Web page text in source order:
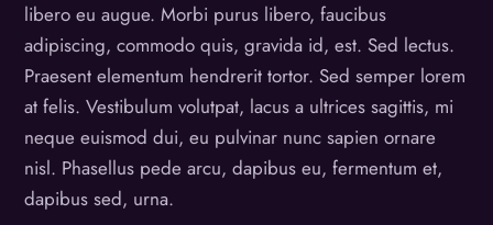
libero eu augue. Morbi purus libero, faucibus
adipiscing, commodo quis, gravida id, est. Sed lectus.
Praesent elementum hendrerit tortor. Sed semper lorem
at felis. Vestibulum volutpat, lacus a ultrices sagittis, mi
neque euismod dui, eu pulvinar nunc sapien ornare
nisl. Phasellus pede arcu, dapibus eu, fermentum et,
dapibus sed, urna.